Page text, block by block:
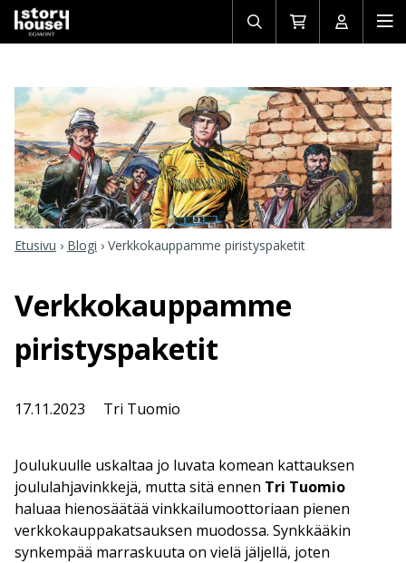
Avaa/sulje
haku
Siirry
ostoskoriin
Avaa/
Etusivu › Blogi › Verkkokauppamme piristyspaketit
Verkkokauppamme
piristyspaketit
17.11.2023 Tri Tuomio
Joulukuulle uskaltaa jo luvata komean kattauksen
joululahjavinkkejä, mutta sitä ennen Tri Tuomio
haluaa hienosäätää vinkkailumoottoriaan pienen
verkkokauppakatsauksen muodossa. Synkkääkin
synkempää marraskuuta on vielä jäljellä, joten